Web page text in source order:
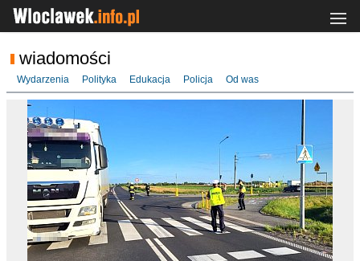
wiadomości
Wydarzenia Polityka Edukacja Policja Od was